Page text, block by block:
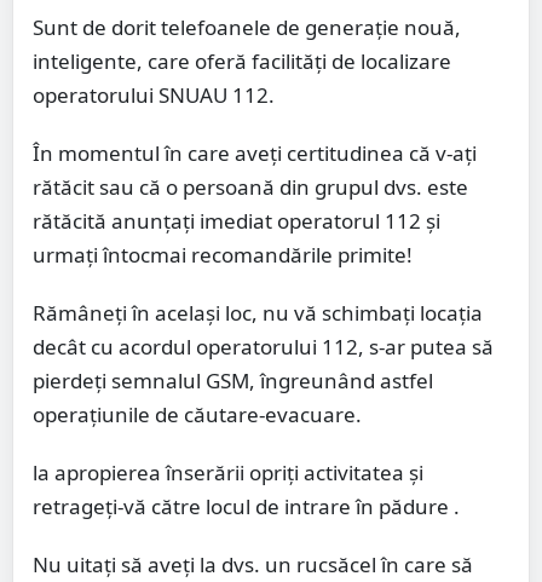
Sunt de dorit telefoanele de generație nouă,
inteligente, care oferă facilități de localizare
operatorului SNUAU 112.
În momentul în care aveți certitudinea că v-ați
rătăcit sau că o persoană din grupul dvs. este
rătăcită anunțați imediat operatorul 112 și
urmați întocmai recomandările primite!
Rămâneți în același loc, nu vă schimbați locația
decât cu acordul operatorului 112, s-ar putea să
pierdeți semnalul GSM, îngreunând astfel
operațiunile de căutare-evacuare.
la apropierea înserării opriți activitatea și
retrageți-vă către locul de intrare în pădure .
Nu uitați să aveți la dvs. un rucsăcel în care să